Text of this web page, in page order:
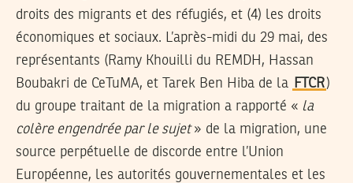
droits des migrants et des réfugiés, et (4) les droits
économiques et sociaux. L’après-midi du 29 mai, des
représentants (Ramy Khouilli du REMDH, Hassan
Boubakri de CeTuMA, et Tarek Ben Hiba de la
FTCR)
du groupe traitant de la migration a rapporté « la
colère engendrée par le sujet» de la migration, une
source perpétuelle de discorde entre l’Union
Européenne, les autorités gouvernementales et les